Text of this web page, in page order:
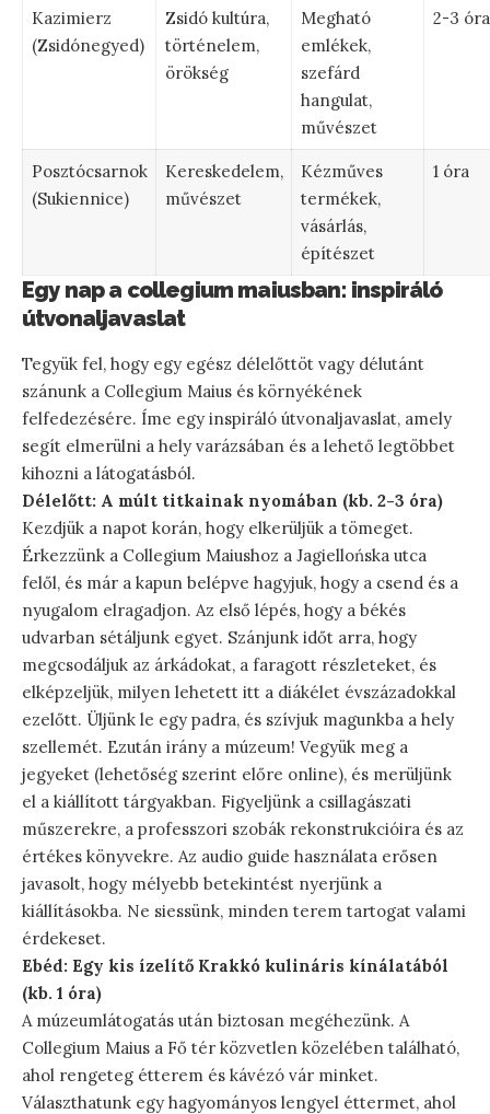
Kazimierz
(Zsidónegyed)
Zsidó kultúra,
történelem,
örökség
Megható
emlékek,
szefárd
hangulat,
művészet
2-3 óra
Posztócsarnok
(Sukiennice)
Kereskedelem,
művészet
Kézműves
termékek,
vásárlás,
építészet
1 óra
Egy nap a collegium maiusban: inspiráló
útvonaljavaslat
Tegyük fel, hogy egy egész délelőttöt vagy délutánt
szánunk a Collegium Maius és környékének
felfedezésére. Íme egy inspiráló útvonaljavaslat, amely
segít elmerülni a hely varázsában és a lehető legtöbbet
kihozni a látogatásból.
Délelőtt: A múlt titkainak nyomában (kb. 2-3 óra)
Kezdjük a napot korán, hogy elkerüljük a tömeget.
Érkezzünk a Collegium Maiushoz a Jagiellońska utca
felől, és már a kapun belépve hagyjuk, hogy a csend és a
nyugalom elragadjon. Az első lépés, hogy a békés
udvarban sétáljunk egyet. Szánjunk időt arra, hogy
megcsodáljuk az árkádokat, a faragott részleteket, és
elképzeljük, milyen lehetett itt a diákélet évszázadokkal
ezelőtt. Üljünk le egy padra, és szívjuk magunkba a hely
szellemét. Ezután irány a múzeum! Vegyük meg a
jegyeket (lehetőség szerint előre online), és merüljünk
el a kiállított tárgyakban. Figyeljünk a csillagászati
műszerekre, a professzori szobák rekonstrukcióira és az
értékes könyvekre. Az audio guide használata erősen
javasolt, hogy mélyebb betekintést nyerjünk a
kiállításokba. Ne siessünk, minden terem tartogat valami
érdekeset.
Ebéd: Egy kis ízelítő Krakkó kulináris kínálatából
(kb. 1 óra)
A múzeumlátogatás után biztosan megéhezünk. A
Collegium Maius a Fő tér közvetlen közelében található,
ahol rengeteg étterem és kávézó vár minket.
Választhatunk egy hagyományos lengyel éttermet, ahol